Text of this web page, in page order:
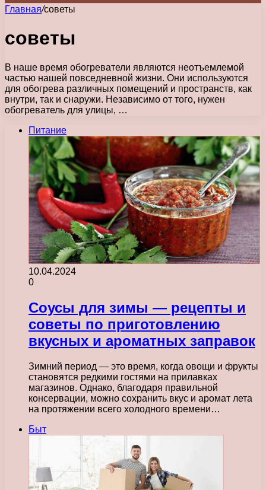
Главная/советы
советы
В наше время обогреватели являются неотъемлемой
частью нашей повседневной жизни. Они используются
для обогрева различных помещений и пространств, как
внутри, так и снаружи. Независимо от того, нужен
обогреватель для улицы, …
Питание
10.04.2024
0
Соусы для зимы — рецепты и
советы по приготовлению
вкусных и ароматных заправок
Зимний период — это время, когда овощи и фрукты
становятся редкими гостями на прилавках
магазинов. Однако, благодаря правильной
консервации, можно сохранить вкус и аромат лета
на протяжении всего холодного времени…
Быт